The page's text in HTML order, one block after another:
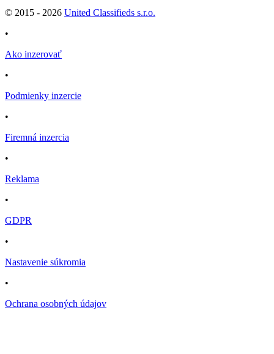
© 2015 - 2026 United Classifieds s.r.o.
•
Ako inzerovať
•
Podmienky inzercie
•
Firemná inzercia
•
Reklama
•
GDPR
•
Nastavenie súkromia
•
Ochrana osobných údajov